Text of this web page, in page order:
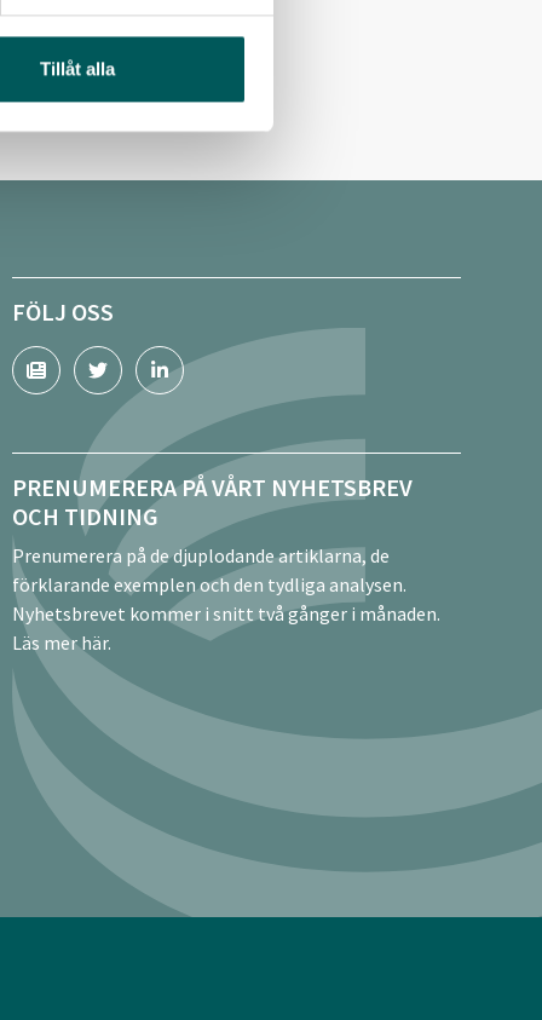
Tillåt alla
35 27
FÖLJ OSS
PRENUMERERA PÅ VÅRT NYHETSBREV
OCH TIDNING
Prenumerera på de djuplodande artiklarna, de
förklarande exemplen och den tydliga analysen.
Nyhetsbrevet kommer i snitt två gånger i månaden.
Läs mer här.